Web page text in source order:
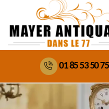
01 85 53 50 75